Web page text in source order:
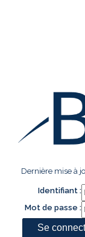
Dernière mise à
Identifiant :
Mot de passe :